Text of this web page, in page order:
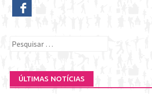
Pesquisar
ÚLTIMAS NOTÍCIAS